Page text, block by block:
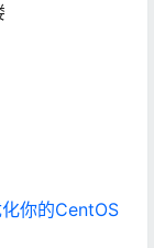
你的CentOS